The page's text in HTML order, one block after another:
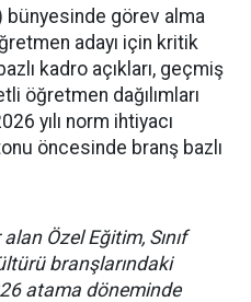
bünyesinde görev alma
adayı için kritik
kadro açıkları, geçmiş
öğretmen dağılımları
yılı norm ihtiyacı
öncesinde branş bazlı
Özel Eğitim, Sınıf
branşlarındaki
atama döneminde